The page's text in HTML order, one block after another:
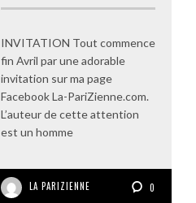
INVITATION Tout commence
fin Avril par une adorable
invitation sur ma page
Facebook La-PariZienne.com.
L’auteur de cette attention
est un homme
LA PARIZIENNE 0